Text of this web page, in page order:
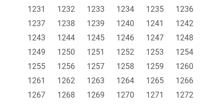
1231
1232 1233 1234 1235
1236
1237
1238 1239 1240 1241
1242
1243
1244 1245 1246 1247
1248
1249
1250 1251 1252 1253
1254
1255
1256 1257 1258 1259
1260
1261
1262 1263 1264 1265
1266
1267
1268 1269 1270 1271
1272